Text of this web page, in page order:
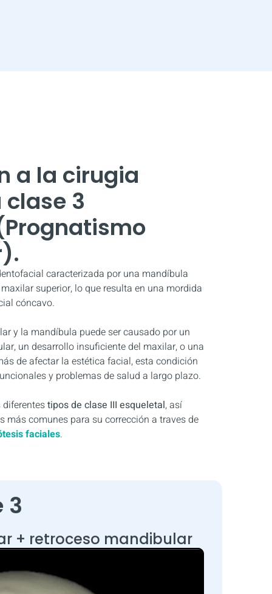
a la cirugia
3
caracterizada por una mandíbula
superior, lo que resulta en una mordida
cóncavo.
y la mandíbula puede ser causado por un
un desarrollo insuficiente del maxilar, o una
de afectar la estética facial, esta condición
y problemas de salud a largo plazo.
tipos de clase III esqueletal, así
más comunes para su corrección a traves de
faciales.
3
+ retroceso mandibular